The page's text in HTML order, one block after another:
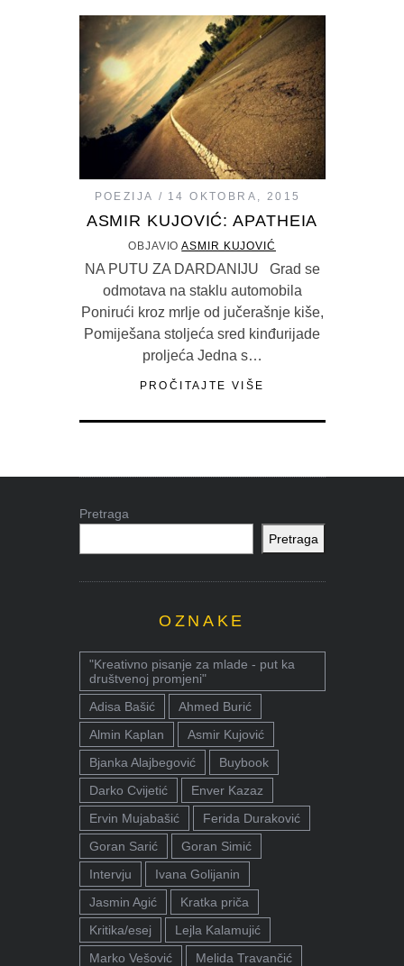
POEZIJA 14 OKTOBRA, 2015
ASMIR KUJOVIĆ: APATHEIA
OBJAVIOASMIR KUJOVIĆ
NA PUTU ZA DARDANIJU Grad se
odmotava na staklu automobila
Ponirući kroz mrlje od jučerašnje kiše,
Pomiješana stoljeća sred kinđurijade
proljeća Jedna s…
PROČITAJTE VIŠE
Pretraga
Pretraga
OZNAKE
"Kreativno pisanje za mlade - put ka
društvenoj promjeni"
Adisa Bašić
Ahmed Burić
Almin Kaplan
Asmir Kujović
Bjanka Alajbegović
Buybook
Darko Cvijetić
Enver Kazaz
Ervin Mujabašić
Ferida Duraković
Goran Sarić
Goran Simić
Intervju
Ivana Golijanin
Jasmin Agić
Kratka priča
Kritika/esej
Lejla Kalamujić
Marko Vešović
Melida Travančić